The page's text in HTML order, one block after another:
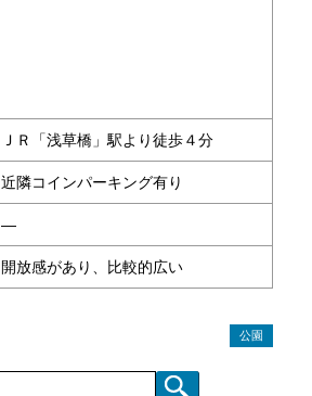
ＪＲ「浅草橋」駅より徒歩４分
近隣コインパーキング有り
―
開放感があり、比較的広い
公園